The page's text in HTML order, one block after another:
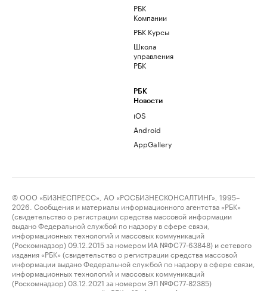
РБК
Компании
РБК Курсы
Школа
управления
РБК
РБК
Новости
iOS
Android
AppGallery
© ООО «БИЗНЕСПРЕСС», АО «РОСБИЗНЕСКОНСАЛТИНГ», 1995–
2026. Сообщения и материалы информационного агентства «РБК»
(свидетельство о регистрации средства массовой информации
выдано Федеральной службой по надзору в сфере связи,
информационных технологий и массовых коммуникаций
(Роскомнадзор) 09.12.2015 за номером ИА №ФС77-63848) и сетевого
издания «РБК» (свидетельство о регистрации средства массовой
информации выдано Федеральной службой по надзору в сфере связи,
информационных технологий и массовых коммуникаций
(Роскомнадзор) 03.12.2021 за номером ЭЛ №ФС77-82385)